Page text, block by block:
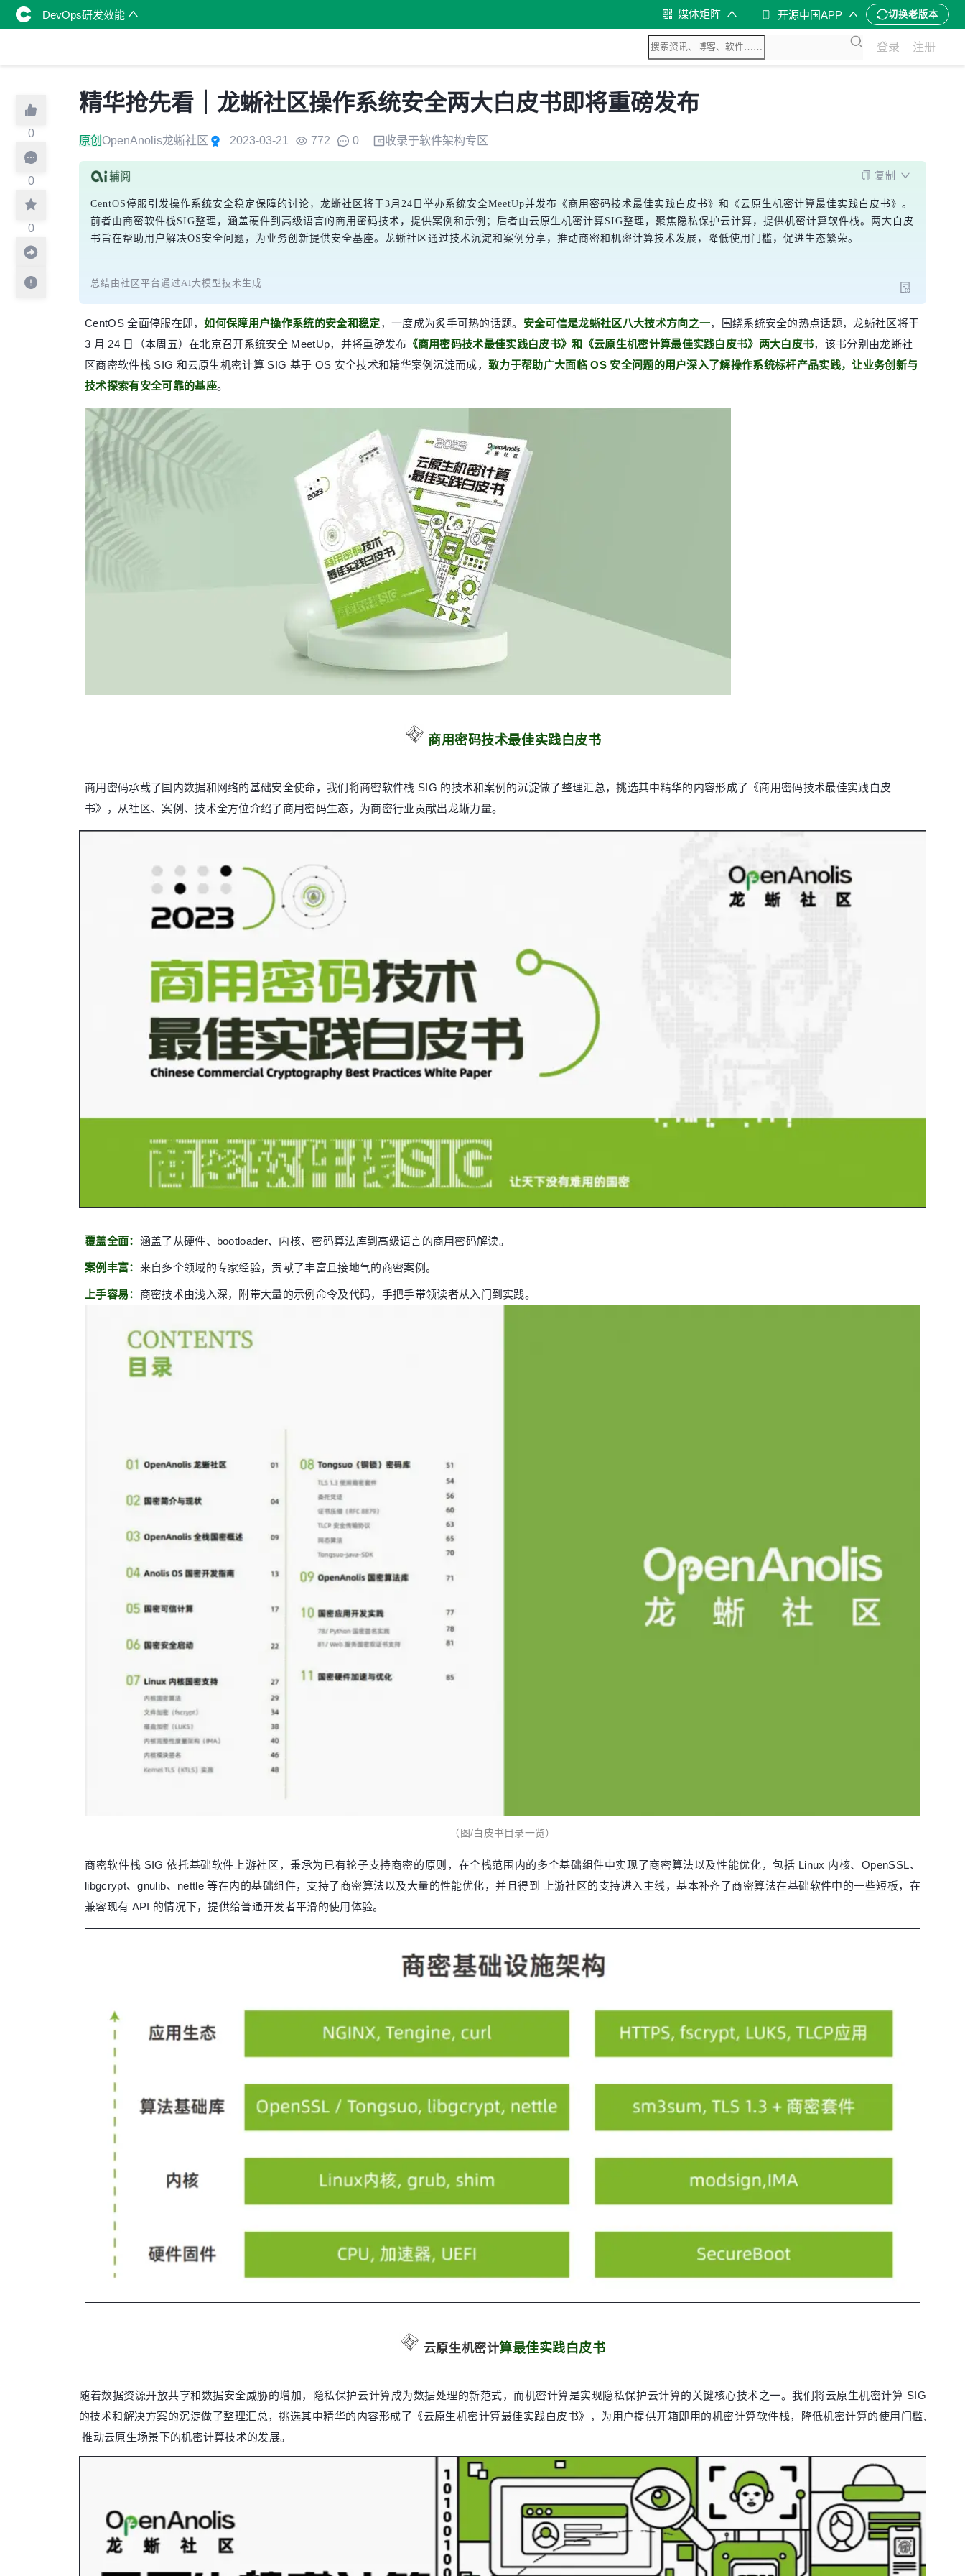
DevOps研发效能 媒体矩阵 开源中国APP 切换老版本
登录 注册
0
0
0
精华抢先看｜龙蜥社区操作系统安全两大白皮书即将重磅发布
原创 OpenAnolis龙蜥社区 2023-03-21 772 0 收录于软件架构专区
复制
CentOS停服引发操作系统安全稳定保障的讨论，龙蜥社区将于3月24日举办系统安全MeetUp并发布《商用密码技术最佳实践白皮书》和《云原生机密计算最佳实践白皮书》。
前者由商密软件栈SIG整理，涵盖硬件到高级语言的商用密码技术，提供案例和示例；后者由云原生机密计算SIG整理，聚焦隐私保护云计算，提供机密计算软件栈。两大白皮
书旨在帮助用户解决OS安全问题，为业务创新提供安全基座。龙蜥社区通过技术沉淀和案例分享，推动商密和机密计算技术发展，降低使用门槛，促进生态繁荣。
总结由社区平台通过AI大模型技术生成
CentOS 全面停服在即，如何保障用户操作系统的安全和稳定，一度成为炙手可热的话题。 安全可信是龙蜥社区八大技术方向之一，围绕系统安全的热点话题，龙蜥社区将于
3 月 24 日（本周五）在北京召开系统安全 MeetUp，并将重磅发布 《商用密码技术最佳实践白皮书》和《云原生机密计算最佳实践白皮书》两大白皮书，该书分别由龙蜥社
区商密软件栈 SIG 和云原生机密计算 SIG 基于 OS 安全技术和精华案例沉淀而成，致力于帮助广大面临 OS 安全问题的用户深入了解操作系统标杆产品实践，让业务创新与
技术探索有安全可靠的基座。
商用密码技术最佳实践白皮书
商用密码承载了国内数据和网络的基础安全使命，我们将商密软件栈 SIG 的技术和案例的沉淀做了整理汇总，挑选其中精华的内容形成了《商用密码技术最佳实践白皮
书》，从社区、案例、技术全方位介绍了商用密码生态，为商密行业贡献出龙蜥力量。
覆盖全面： 涵盖了从硬件、bootloader、内核、密码算法库到高级语言的商用密码解读。
案例丰富： 来自多个领域的专家经验，贡献了丰富且接地气的商密案例。
上手容易： 商密技术由浅入深，附带大量的示例命令及代码，手把手带领读者从入门到实践。
（图/白皮书目录一览）
商密软件栈 SIG 依托基础软件上游社区，秉承为已有轮子支持商密的原则，在全栈范围内的多个基础组件中实现了商密算法以及性能优化，包括 Linux 内核、OpenSSL、
libgcrypt、gnulib、nettle 等在内的基础组件，支持了商密算法以及大量的性能优化，并且得到 上游社区的支持进入主线，基本补齐了商密算法在基础软件中的一些短板，在
兼容现有 API 的情况下，提供给普通开发者平滑的使用体验。
云原生机密计算最佳实践白皮书
随着数据资源开放共享和数据安全威胁的增加，隐私保护云计算成为数据处理的新范式，而机密计算是实现隐私保护云计算的关键核心技术之一。我们将云原生机密计算 SIG
的技术和解决方案的沉淀做了整理汇总，挑选其中精华的内容形成了《云原生机密计算最佳实践白皮书》，为用户提供开箱即用的机密计算软件栈，降低机密计算的使用门槛,
推动云原生场景下的机密计算技术的发展。